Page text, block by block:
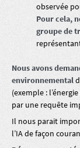
observée
Pour cela,
groupe de
Nous avons
environnemental
(exemple :
par une requête
Il nous parait
l’IA de façon